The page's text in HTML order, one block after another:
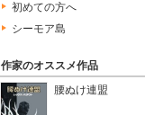
初めての方へ
シーモア島
作家のオススメ作品
腰ぬけ連盟